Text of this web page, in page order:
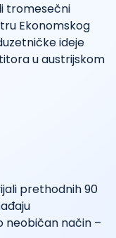
tromesečni
Ekonomskog
ideje
u austrijskom
prethodnih 90
neobičan način –